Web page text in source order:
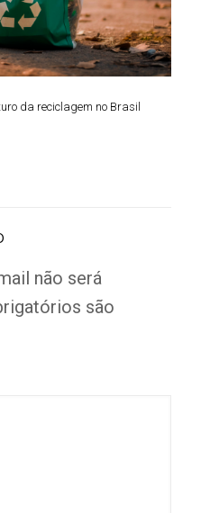
da reciclagem no Brasil
não será
são